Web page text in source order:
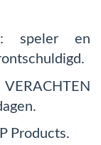
en
Products.